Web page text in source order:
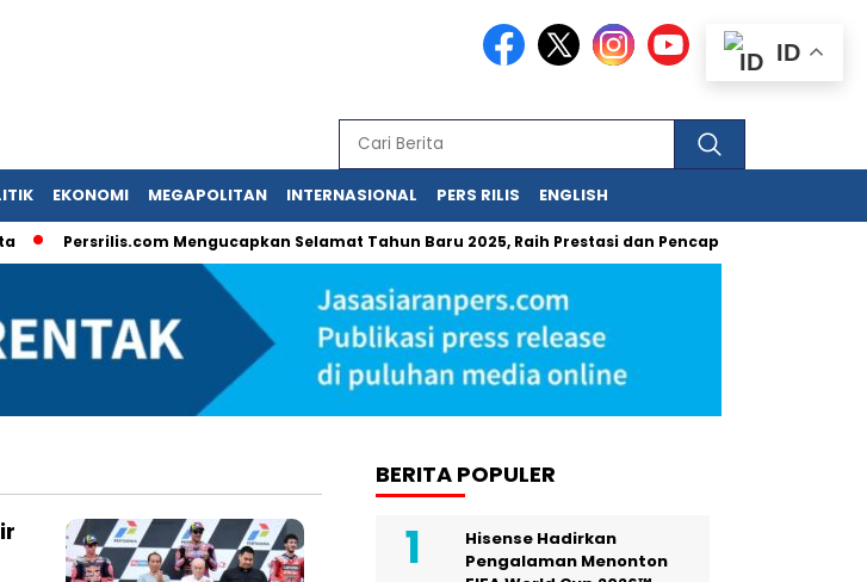
EKONOMI MEGAPOLITAN INTERNASIONAL PERS RILIS ENGLISH
Persrilis.com Mengucapkan Selamat Tahun Baru 2025, Raih Prestasi dan Pencapaian yang Lebih Baik
BERITA POPULER
Hisense Hadirkan
Pengalaman Menonton
ID